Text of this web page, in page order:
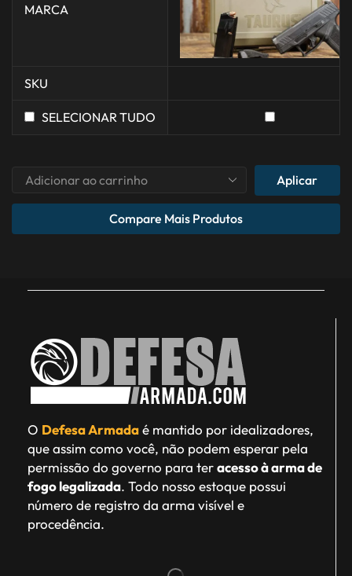
MARCA
SKU
SELECIONAR TUDO
Aplicar
Compare Mais Produtos
O Defesa Armadaé mantido por idealizadores,
que assim como você, não podem esperar pela
permissão do governo para teracesso à arma de
fogo legalizada. Todo nosso estoque possui
número de registro da arma visível e
procedência.